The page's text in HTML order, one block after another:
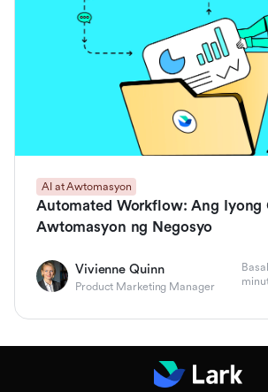
AI at Awtomasyon
Automated Workflow: Ang Iyong
Awtomasyon ng Negosyo
Vivienne Quinn
Product Marketing Manager